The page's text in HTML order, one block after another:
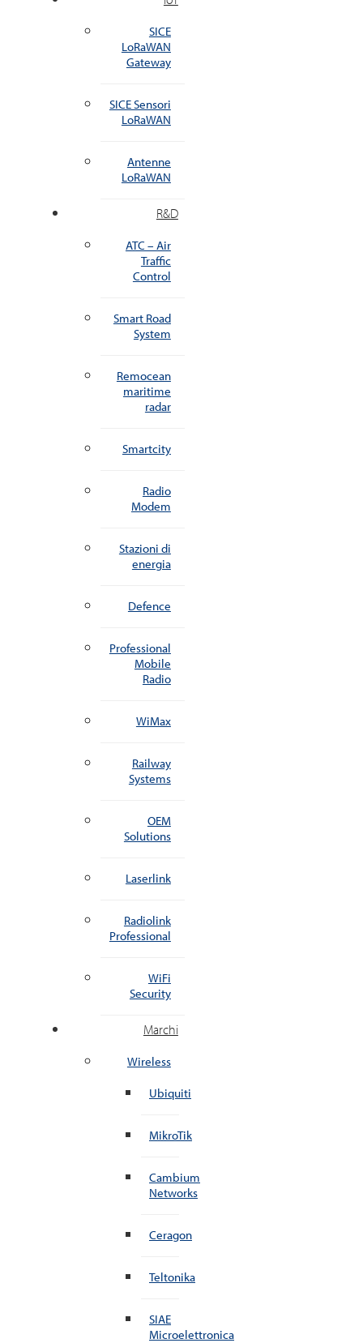
SICE
LoRaWAN
Gateway
SICE Sensori
LoRaWAN
Antenne
LoRaWAN
R&D
ATC – Air
Traffic
Control
Smart Road
System
Remocean
maritime
radar
Smartcity
Radio
Modem
Stazioni di
energia
Defence
Professional
Mobile
Radio
WiMax
Railway
Systems
OEM
Solutions
Laserlink
Radiolink
Professional
WiFi
Security
Marchi
Wireless
Ubiquiti
MikroTik
Cambium
Networks
Ceragon
Teltonika
SIAE
Microelettronica